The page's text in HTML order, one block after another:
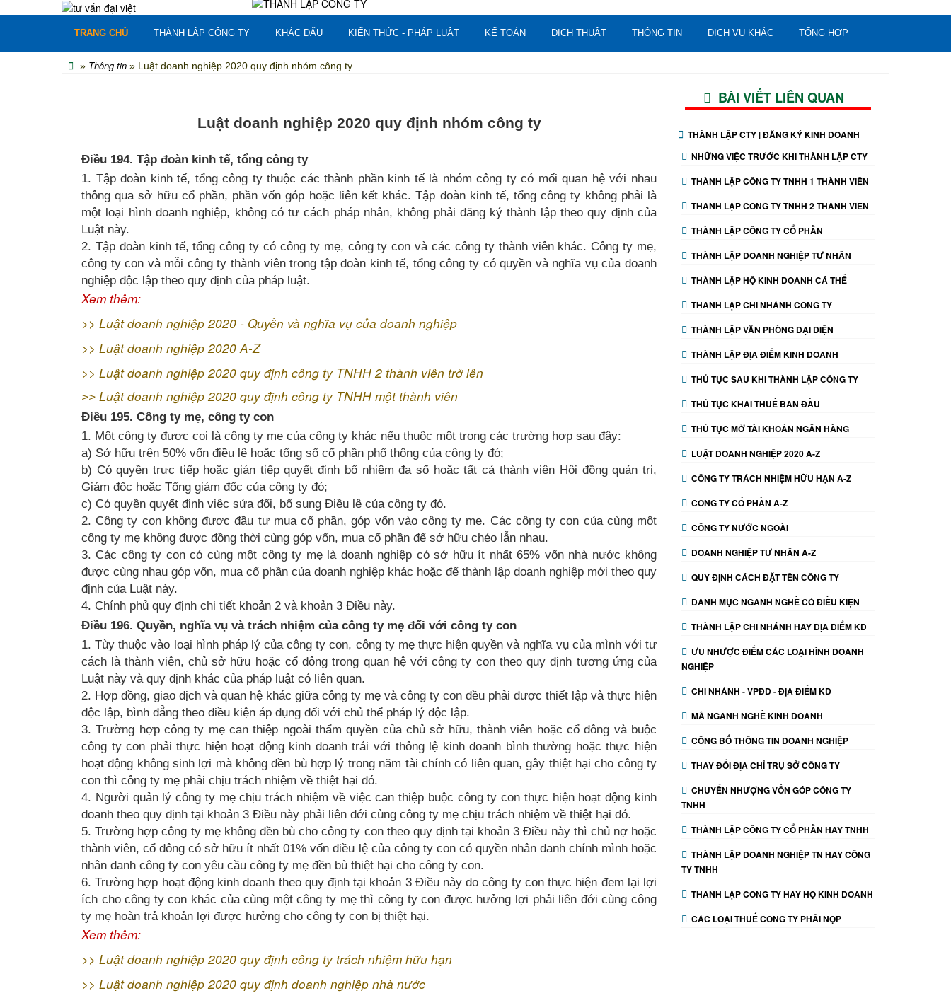
TRANG CHỦ THÀNH LẬP CÔNG TY KHẮC DẤU KIẾN THỨC - PHÁP LUẬT KẾ TOÁN DỊCH THUẬT THÔNG TIN DỊCH VỤ KHÁC TỔNG HỢP
» Thông tin » Luật doanh nghiệp 2020 quy định nhóm công ty
Luật doanh nghiệp 2020 quy định nhóm công ty
Điều 194. Tập đoàn kinh tế, tổng công ty
1. Tập đoàn kinh tế, tổng công ty thuộc các thành phần kinh tế là nhóm công ty có mối quan hệ với nhau
thông qua sở hữu cổ phần, phần vốn góp hoặc liên kết khác. Tập đoàn kinh tế, tổng công ty không phải là
một loại hình doanh nghiệp, không có tư cách pháp nhân, không phải đăng ký thành lập theo quy định của
Luật này.
2. Tập đoàn kinh tế, tổng công ty có công ty mẹ, công ty con và các công ty thành viên khác. Công ty mẹ,
công ty con và mỗi công ty thành viên trong tập đoàn kinh tế, tổng công ty có quyền và nghĩa vụ của doanh
nghiệp độc lập theo quy định của pháp luật.
Xem thêm:
>> Luật doanh nghiệp 2020 - Quyền và nghĩa vụ của doanh nghiệp
>> Luật doanh nghiệp 2020 A-Z
>> Luật doanh nghiệp 2020 quy định công ty TNHH 2 thành viên trở lên
>> Luật doanh nghiệp 2020 quy định công ty TNHH một thành viên
Điều 195. Công ty mẹ, công ty con
1. Một công ty được coi là công ty mẹ của công ty khác nếu thuộc một trong các trường hợp sau đây:
a) Sở hữu trên 50% vốn điều lệ hoặc tổng số cổ phần phổ thông của công ty đó;
b) Có quyền trực tiếp hoặc gián tiếp quyết định bổ nhiệm đa số hoặc tất cả thành viên Hội đồng quản trị,
Giám đốc hoặc Tổng giám đốc của công ty đó;
c) Có quyền quyết định việc sửa đổi, bổ sung Điều lệ của công ty đó.
2. Công ty con không được đầu tư mua cổ phần, góp vốn vào công ty mẹ. Các công ty con của cùng một
công ty mẹ không được đồng thời cùng góp vốn, mua cổ phần để sở hữu chéo lẫn nhau.
3. Các công ty con có cùng một công ty mẹ là doanh nghiệp có sở hữu ít nhất 65% vốn nhà nước không
được cùng nhau góp vốn, mua cổ phần của doanh nghiệp khác hoặc để thành lập doanh nghiệp mới theo quy
định của Luật này.
4. Chính phủ quy định chi tiết khoản 2 và khoản 3 Điều này.
Điều 196. Quyền, nghĩa vụ và trách nhiệm của công ty mẹ đối với công ty con
1. Tùy thuộc vào loại hình pháp lý của công ty con, công ty mẹ thực hiện quyền và nghĩa vụ của mình với tư
cách là thành viên, chủ sở hữu hoặc cổ đông trong quan hệ với công ty con theo quy định tương ứng của
Luật này và quy định khác của pháp luật có liên quan.
2. Hợp đồng, giao dịch và quan hệ khác giữa công ty mẹ và công ty con đều phải được thiết lập và thực hiện
độc lập, bình đẳng theo điều kiện áp dụng đối với chủ thể pháp lý độc lập.
3. Trường hợp công ty mẹ can thiệp ngoài thẩm quyền của chủ sở hữu, thành viên hoặc cổ đông và buộc
công ty con phải thực hiện hoạt động kinh doanh trái với thông lệ kinh doanh bình thường hoặc thực hiện
hoạt động không sinh lợi mà không đền bù hợp lý trong năm tài chính có liên quan, gây thiệt hại cho công ty
con thì công ty mẹ phải chịu trách nhiệm về thiệt hại đó.
4. Người quản lý công ty mẹ chịu trách nhiệm về việc can thiệp buộc công ty con thực hiện hoạt động kinh
doanh theo quy định tại khoản 3 Điều này phải liên đới cùng công ty mẹ chịu trách nhiệm về thiệt hại đó.
5. Trường hợp công ty mẹ không đền bù cho công ty con theo quy định tại khoản 3 Điều này thì chủ nợ hoặc
thành viên, cổ đông có sở hữu ít nhất 01% vốn điều lệ của công ty con có quyền nhân danh chính mình hoặc
nhân danh công ty con yêu cầu công ty mẹ đền bù thiệt hại cho công ty con.
6. Trường hợp hoạt động kinh doanh theo quy định tại khoản 3 Điều này do công ty con thực hiện đem lại lợi
ích cho công ty con khác của cùng một công ty mẹ thì công ty con được hưởng lợi phải liên đới cùng công
ty mẹ hoàn trả khoản lợi được hưởng cho công ty con bị thiệt hại.
Xem thêm:
>> Luật doanh nghiệp 2020 quy định công ty trách nhiệm hữu hạn
>> Luật doanh nghiệp 2020 quy định doanh nghiệp nhà nước
BÀI VIẾT LIÊN QUAN
THÀNH LẬP CTY | ĐĂNG KÝ KINH DOANH
NHỮNG VIỆC TRƯỚC KHI THÀNH LẬP CTY
THÀNH LẬP CÔNG TY TNHH 1 THÀNH VIÊN
THÀNH LẬP CÔNG TY TNHH 2 THÀNH VIÊN
THÀNH LẬP CÔNG TY CỔ PHẦN
THÀNH LẬP DOANH NGHIỆP TƯ NHÂN
THÀNH LẬP HỘ KINH DOANH CÁ THỂ
THÀNH LẬP CHI NHÁNH CÔNG TY
THÀNH LẬP VĂN PHÒNG ĐẠI DIỆN
THÀNH LẬP ĐỊA ĐIỂM KINH DOANH
THỦ TỤC SAU KHI THÀNH LẬP CÔNG TY
THỦ TỤC KHAI THUẾ BAN ĐẦU
THỦ TỤC MỞ TÀI KHOẢN NGÂN HÀNG
LUẬT DOANH NGHIỆP 2020 A-Z
CÔNG TY TRÁCH NHIỆM HỮU HẠN A-Z
CÔNG TY CỔ PHẦN A-Z
CÔNG TY NƯỚC NGOÀI
DOANH NGHIỆP TƯ NHÂN A-Z
QUY ĐỊNH CÁCH ĐẶT TÊN CÔNG TY
DANH MỤC NGÀNH NGHỀ CÓ ĐIỀU KIỆN
THÀNH LẬP CHI NHÁNH HAY ĐỊA ĐIỂM KD
ƯU NHƯỢC ĐIỂM CÁC LOẠI HÌNH DOANH
NGHIỆP
CHI NHÁNH - VPĐD - ĐỊA ĐIỂM KD
MÃ NGÀNH NGHỀ KINH DOANH
CÔNG BỐ THÔNG TIN DOANH NGHIỆP
THAY ĐỔI ĐỊA CHỈ TRỤ SỞ CÔNG TY
CHUYỂN NHƯỢNG VỐN GÓP CÔNG TY
TNHH
THÀNH LẬP CÔNG TY CỔ PHẦN HAY TNHH
THÀNH LẬP DOANH NGHIỆP TN HAY CÔNG
TY TNHH
THÀNH LẬP CÔNG TY HAY HỘ KINH DOANH
CÁC LOẠI THUẾ CÔNG TY PHẢI NỘP